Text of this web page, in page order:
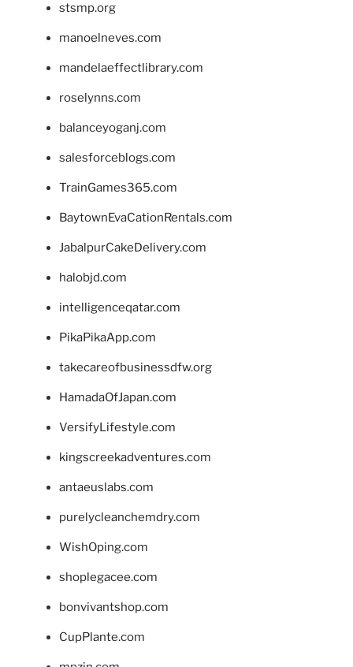
stsmp.org
manoelneves.com
mandelaeffectlibrary.com
roselynns.com
balanceyoganj.com
salesforceblogs.com
TrainGames365.com
BaytownEvaCationRentals.com
JabalpurCakeDelivery.com
halobjd.com
intelligenceqatar.com
PikaPikaApp.com
takecareofbusinessdfw.org
HamadaOfJapan.com
VersifyLifestyle.com
kingscreekadventures.com
antaeuslabs.com
purelycleanchemdry.com
WishOping.com
shoplegacee.com
bonvivantshop.com
CupPlante.com